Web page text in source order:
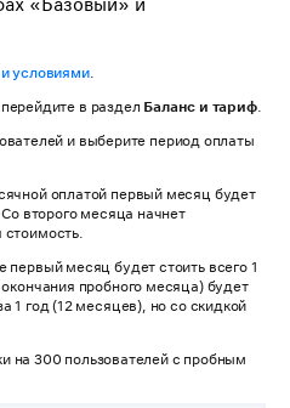
«Базовый» и
условиями.
в раздел Баланс и тариф.
и выберите период оплаты
оплатой первый месяц будет
второго месяца начнет
стоимость.
первый месяц будет стоить всего 1
пробного месяца) будет
1 год (12 месяцев), но со скидкой
на 300 пользователей с пробным